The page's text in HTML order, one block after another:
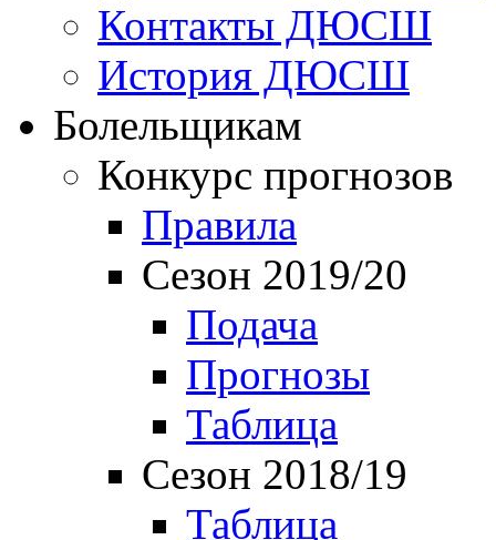
Контакты ДЮСШ
История ДЮСШ
Болельщикам
Конкурс прогнозов
Правила
Сезон 2019/20
Подача
Прогнозы
Таблица
Сезон 2018/19
Таблица